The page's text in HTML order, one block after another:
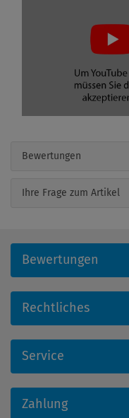
Bewertungen
Ihre Frage zum Artikel
Bewertungen
Rechtliches
Service
Zahlung